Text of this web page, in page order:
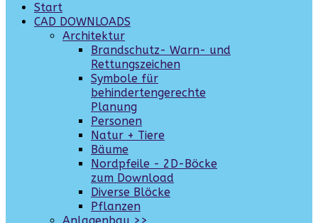
Start
CAD DOWNLOADS
Architektur
Brandschutz- Warn- und
Rettungszeichen
Symbole für
behindertengerechte
Planung
Personen
Natur + Tiere
Bäume
Nordpfeile - 2D-Böcke
zum Download
Diverse Blöcke
Pflanzen